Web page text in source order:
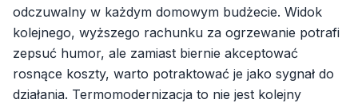
odczuwalny w każdym domowym budżecie. Widok
kolejnego, wyższego rachunku za ogrzewanie potrafi
zepsuć humor, ale zamiast biernie akceptować
rosnące koszty, warto potraktować je jako sygnał do
działania. Termomodernizacja to nie jest kolejny